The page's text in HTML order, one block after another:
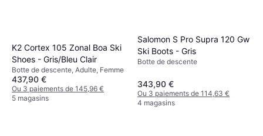
K2 Cortex 105 Zonal Boa Ski
Shoes - Gris/Bleu Clair
Botte de descente, Adulte, Femme
437,90 €
Ou 3 paiements de 145,96 €
5 magasins
Salomon S Pro Supra 120 Gw
Ski Boots - Gris
Botte de descente
343,90 €
Ou 3 paiements de 114,63 €
4 magasins